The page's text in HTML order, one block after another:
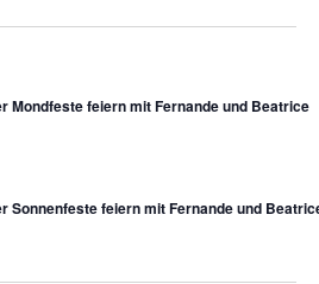
Mondfeste feiern mit Fernande und Beatrice
Sonnenfeste feiern mit Fernande und